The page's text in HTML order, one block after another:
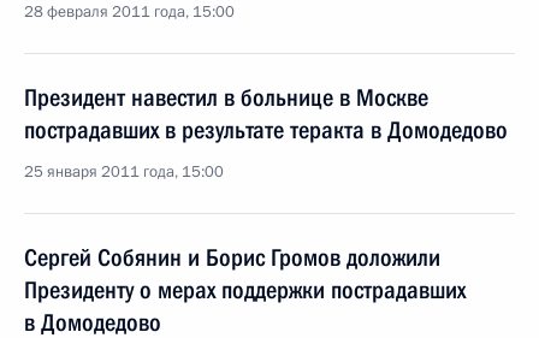
28 февраля 2011 года, 15:00
Президент навестил в больнице в Москве
пострадавших в результате теракта в Домодедово
25 января 2011 года, 15:00
Сергей Собянин и Борис Громов доложили
Президенту о мерах поддержки пострадавших
в Домодедово